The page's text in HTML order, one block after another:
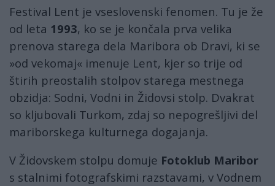
Festival Lent je vseslovenski fenomen. Tu je že
od leta 1993, ko se je končala prva velika
prenova starega dela Maribora ob Dravi, ki se
»od vekomaj« imenuje Lent, kjer so trije od
štirih preostalih stolpov starega mestnega
obzidja: Sodni, Vodni in Židovsi stolp. Dvakrat
so kljubovali Turkom, zdaj so nepogrešljivi del
mariborskega kulturnega dogajanja.
V Židovskem stolpu domuje Fotoklub Maribor
s stalnimi fotografskimi razstavami, v Vodnem